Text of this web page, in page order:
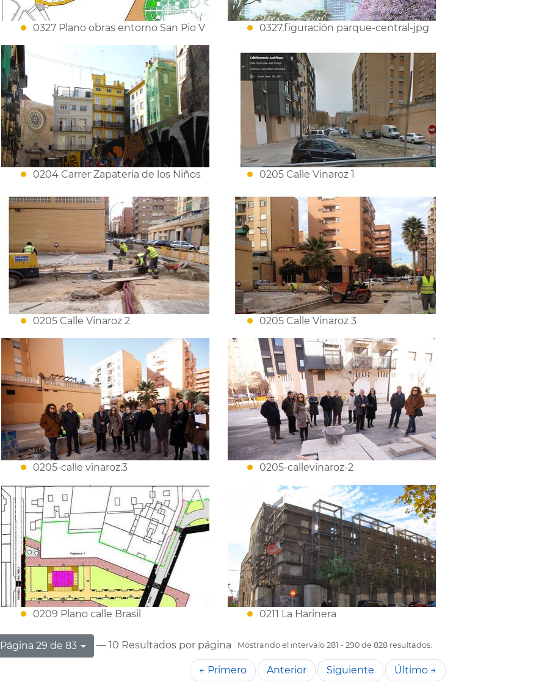
0327 Plano obras entorno San Pio V 0327.figuración parque-central-jpg
0204 Carrer Zapateria de los Niños 0205 Calle Vinaroz 1
0205 Calle Vinaroz 2 0205 Calle Vinaroz 3
0205-calle vinaroz.3 0205-callevinaroz-2
0209 Plano calle Brasil 0211 La Harinera
Página 29 de 83 — 10 Resultados por página Mostrando el intervalo 281 - 290 de 828 resultados.
← Primero Anterior Siguiente Último →